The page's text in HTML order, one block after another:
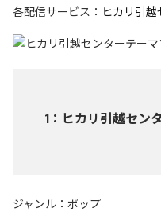
各配信サービス： ヒカリ引
1 ： ヒカリ引越セン
ジャンル： ポップ